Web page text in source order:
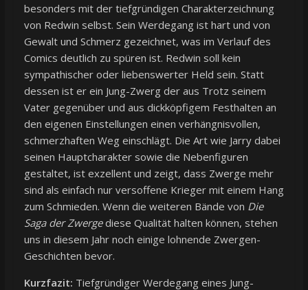
besonders mit der tiefgründigen Charakterzeichnung
von Redwin selbst. Sein Werdegang ist hart und von
Gewalt und Schmerz gezeichnet, was im Verlauf des
Comics deutlich zu spüren ist. Redwin soll kein
sympathischer oder liebenswerter Held sein. Statt
dessen ist er ein Jung-Zwerg der aus Trotz seinem
Vater gegenüber und aus dickköpfigem Festhalten an
den eigenen Einstellungen einen verhängnisvollen,
schmerzhaften Weg einschlägt. Die Art wie Jarry dabei
seinen Hauptcharakter sowie die Nebenfiguren
gestaltet, ist exzellent und zeigt, dass Zwerge mehr
sind als einfach nur versoffene Krieger mit einem Hang
zum Schmieden. Wenn die weiteren Bände von Die
Saga der Zwergediese Qualität halten können, stehen
uns in diesem Jahr noch einige lohnende Zwergen-
Geschichten bevor.
Kurzfazit: Tiefgründiger Werdegang eines Jung-